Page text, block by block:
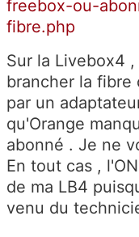
freebox-ou-
fibre.php
Sur la Livebox4
brancher la fibre
par un
qu'Orange
abonné . Je ne
En tout cas ,
de ma LB4
venu du